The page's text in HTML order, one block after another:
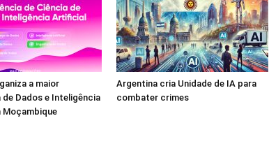
a maior
Dados e Inteligência
Argentina cria Unidade de IA para
combater crimes